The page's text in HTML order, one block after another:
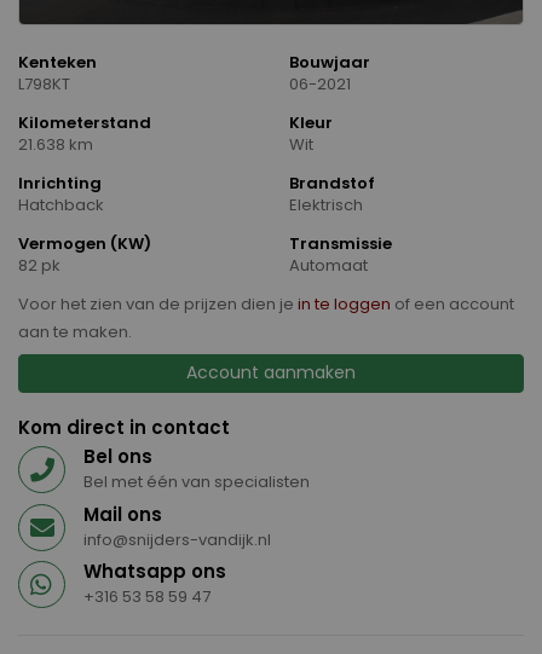
Kenteken
L798KT
Bouwjaar
06-2021
Kilometerstand
21.638 km
Kleur
Wit
Inrichting
Hatchback
Brandstof
Elektrisch
Vermogen (KW)
82 pk
Transmissie
Automaat
Voor het zien van de prijzen dien je in te loggen of een account
aan te maken.
Account aanmaken
Kom direct in contact
Bel ons
Bel met één van specialisten
Mail ons
info@snijders-vandijk.nl
Whatsapp ons
+316 53 58 59 47